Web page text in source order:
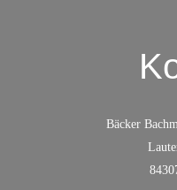
Bäcker